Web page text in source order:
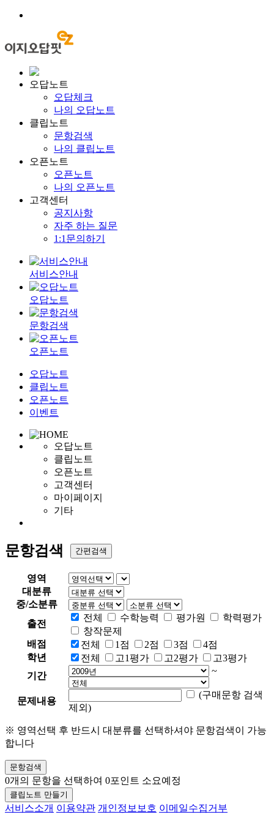
오답노트
오답체크
나의 오답노트
클립노트
문항검색
나의 클립노트
오픈노트
오픈노트
나의 오픈노트
고객센터
공지사항
자주 하는 질문
1:1문의하기
서비스안내
오답노트
문항검색
오픈노트
오답노트
클립노트
오픈노트
이벤트
오답노트
클립노트
오픈노트
고객센터
마이페이지
기타
문항검색 간편검색
영역
대분류
중/소분류
출전
전체 수학능력 평가원
학력평가
창작문제
배점
전체 1점 2점 3점
4점
학년
전체 고1평가 고2평가
고3평가
기간
~
문제내용
(구매문항 검색
제외)
※ 영역선택 후 반드시 대분류를 선택하셔야 문항검색이 가능
합니다
문항검색
0개의 문항을 선택하여 0포인트 소요예정
클립노트 만들기
서비스소개 이용약관 개인정보보호 이메일수집거부